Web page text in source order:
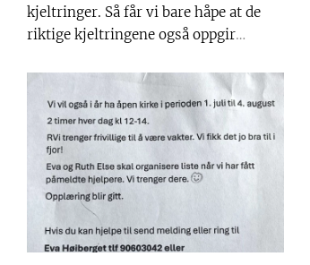
kjeltringer. Så får vi bare håpe at de
riktige kjeltringene også oppgir